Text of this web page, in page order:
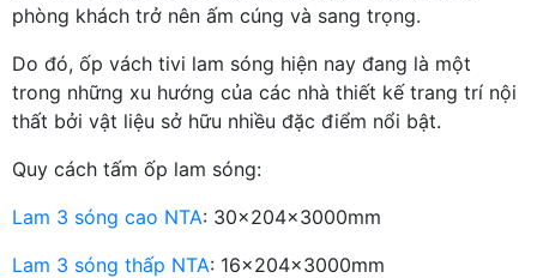
phòng khách trở nên ấm cúng và sang trọng.
Do đó, ốp vách tivi lam sóng hiện nay đang là một
trong những xu hướng của các nhà thiết kế trang trí nội
thất bởi vật liệu sở hữu nhiều đặc điểm nổi bật.
Quy cách tấm ốp lam sóng:
Lam 3 sóng cao NTA: 30x204x3000mm
Lam 3 sóng thấp NTA: 16x204x3000mm